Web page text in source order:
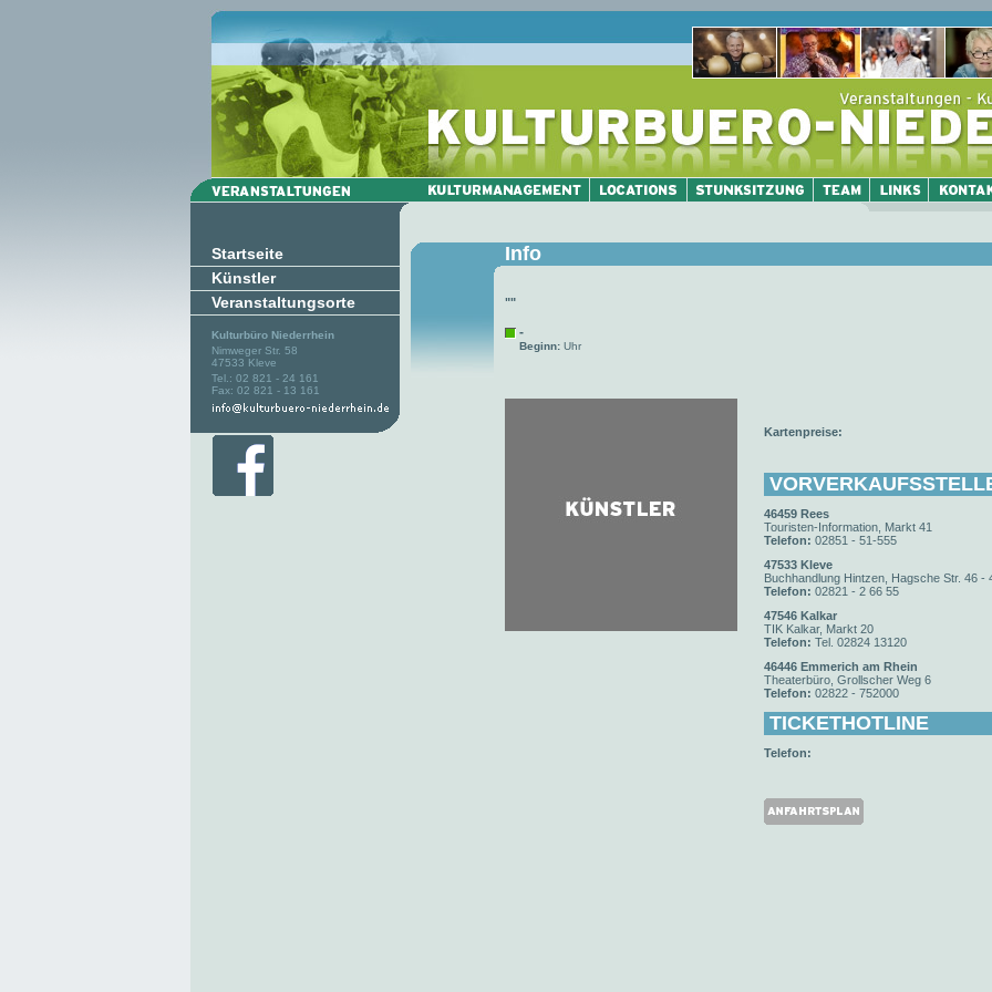
Startseite
Künstler
Veranstaltungsorte
Kulturbüro Niederrhein
Nimweger Str. 58
47533 Kleve
Tel.: 02 821 - 24 161
Fax: 02 821 - 13 161
Info
""
-
Beginn: Uhr
Kartenpreise:
46459 Rees
Touristen-Information, Markt 41
Telefon: 02851 - 51-555
47533 Kleve
Buchhandlung Hintzen, Hagsche Str. 46 -
Telefon: 02821 - 2 66 55
47546 Kalkar
TIK Kalkar, Markt 20
Telefon: Tel. 02824 13120
46446 Emmerich am Rhein
Theaterbüro, Grollscher Weg 6
Telefon: 02822 - 752000
TICKETHOTLINE
Telefon: